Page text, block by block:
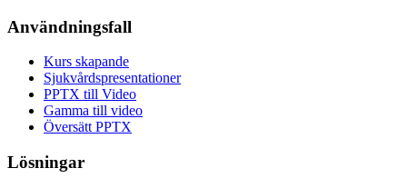
Användningsfall
Kurs skapande
Sjukvårdspresentationer
PPTX till Video
Gamma till video
Översätt PPTX
Lösningar